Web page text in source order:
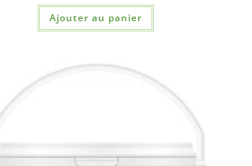
Ajouter au panier